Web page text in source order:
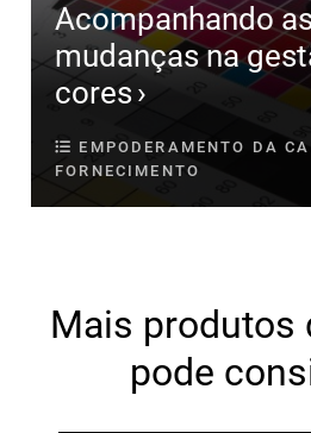
Acompanhando
mudanças na
cores
EMPODERAMENTO DA
FORNECIMENTO
Mais produtos
pode